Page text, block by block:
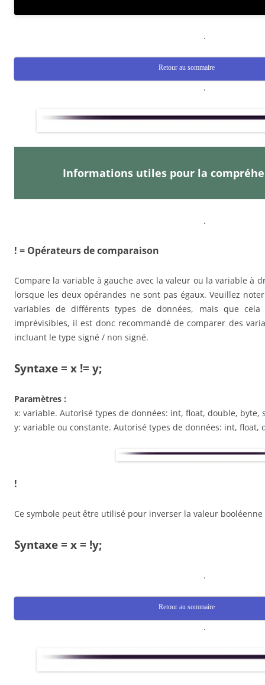
.
Retour au sommaire
.
Informations utiles pour la
.
! = Opérateurs de comparaison
Compare la variable à gauche avec la valeur ou la variable à
lorsque les deux opérandes ne sont pas égaux. Veuillez
variables de différents types de données, mais que
imprévisibles, il est donc recommandé de comparer des
incluant le type signé / non signé.
Syntaxe = x != y;
Paramètres :
x: variable. Autorisé types de données: int, float, double, byte,
y: variable ou constante. Autorisé types de données: int, float,
!
Ce symbole peut être utilisé pour inverser la valeur booléenne
Syntaxe = x = !y;
.
Retour au sommaire
.